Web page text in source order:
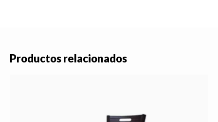
Productos relacionados